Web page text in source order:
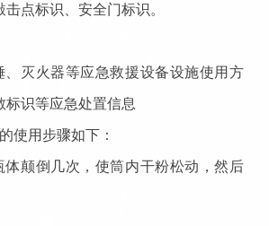
点标识、安全门标识。
、灭火器等应急救援设备设施使用方
标识等应急处置信息
使用步骤如下：
体颠倒几次，使筒内干粉松动，然后